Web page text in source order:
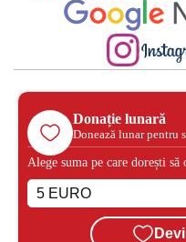
Donație lunară
Donează lunar pentru
Alege suma pe care dorești